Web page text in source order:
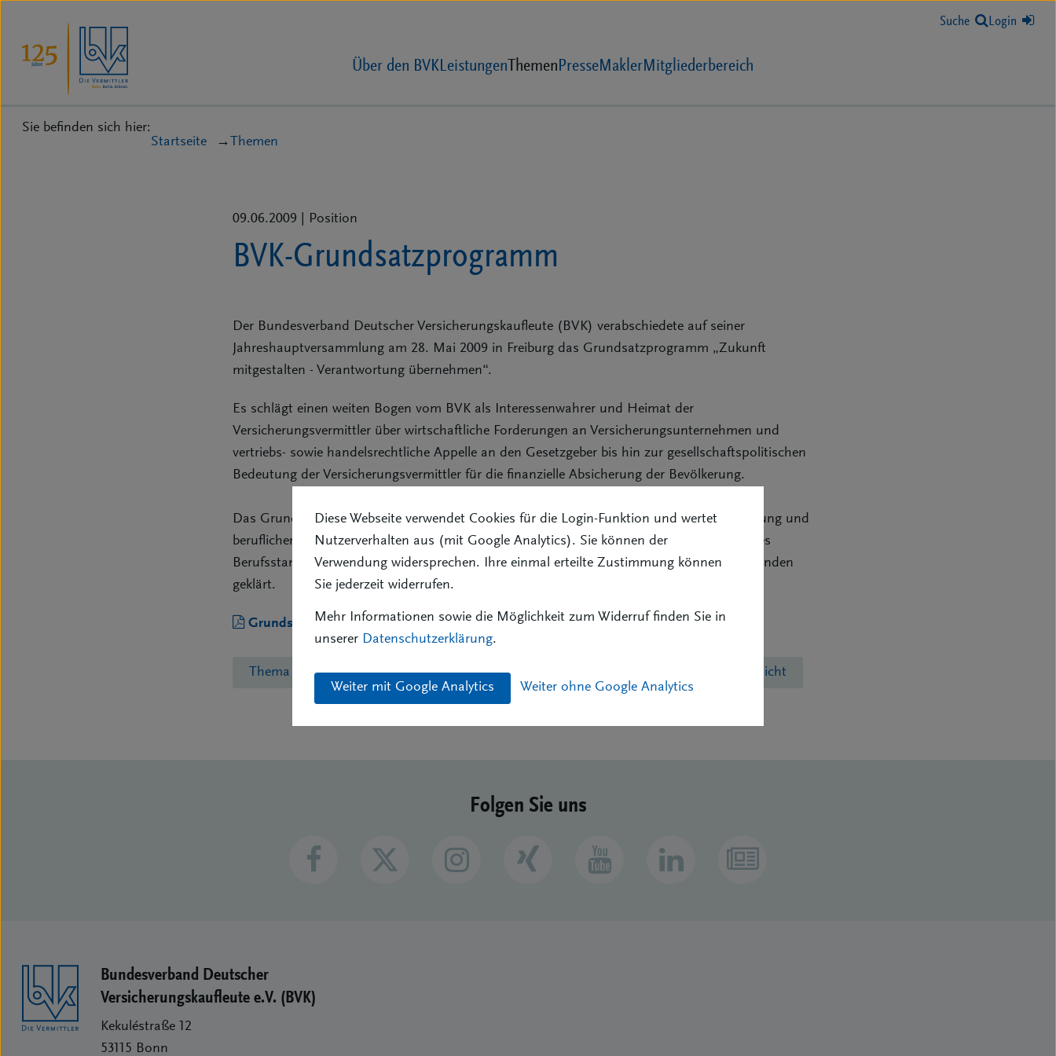
Diese Webseite verwendet Cookies für die Login-Funktion und wertet
Nutzerverhalten aus (mit Google Analytics). Sie können der
Verwendung widersprechen. Ihre einmal erteilte Zustimmung können
Sie jederzeit widerrufen.
Mehr Informationen sowie die Möglichkeit zum Widerruf finden Sie in
unserer Datenschutzerklärung.
Weiter mit Google Analytics Weiter ohne Google Analytics
Über den BVKLeistungen ThemenPresseMaklerMitgliederbereich
Suche Login
Sie befinden sich hier:
Startseite
Themen
09.06.2009 | Position
BVK-Grundsatzprogramm
Der Bundesverband Deutscher Versicherungskaufleute (BVK) verabschiedete auf seiner
Jahreshauptversammlung am 28. Mai 2009 in Freiburg das Grundsatzprogramm „Zukunft
mitgestalten - Verantwortung übernehmen“.
Es schlägt einen weiten Bogen vom BVK als Interessenwahrer und Heimat der
Versicherungsvermittler über wirtschaftliche Forderungen an Versicherungsunternehmen und
vertriebs- sowie handelsrechtliche Appelle an den Gesetzgeber bis hin zur gesellschaftspolitischen
Bedeutung der Versicherungsvermittler für die finanzielle Absicherung der Bevölkerung.
Das Grundsatzprogramm verortet den BVK auch als Anbieter und Garant von Qualifizierung und
beruflicher Weiterbildung der Versicherungsvermittler und macht Aussagen zur Zukunft des
Berufsstandes. Darüber hinaus werden darin die Beziehungen zu anderen Interessenverbänden
geklärt.
Grundsatzprogramm
Thema "Vermittlerrecht" Thema "Jahreshauptversammlung" Themenübersicht
Folgen Sie uns
Bundesverband Deutscher
Versicherungs­kaufleute e.V. (BVK)
Kekuléstraße 12
53115 Bonn